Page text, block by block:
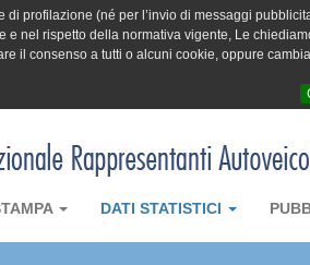
profilazione (né per l’invio di messaggi
nel rispetto della normativa vigente, Le
il consenso a tutti o alcuni cookie, oppure
DATI STATISTICI